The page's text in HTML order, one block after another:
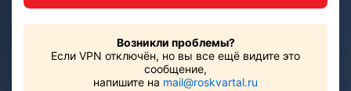
Возникли проблемы?
Если VPN отключён, но вы все ещё видите это
сообщение,
напишите на mail@roskvartal.ru